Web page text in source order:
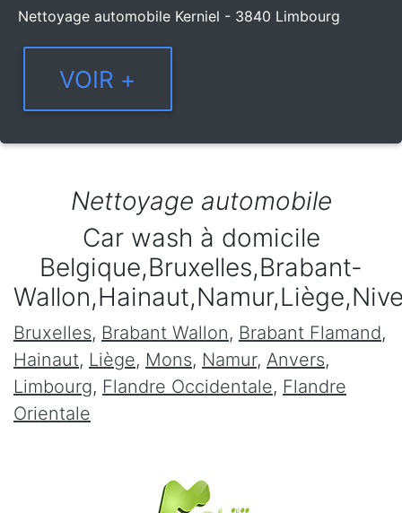
Nettoyage automobile Kerniel - 3840 Limbourg
Nettoyage automobile
Car wash à domicile
Belgique,Bruxelles,Brabant-
Bruxelles, Brabant Wallon, Brabant Flamand,
Hainaut, Liège, Mons, Namur, Anvers,
Limbourg, Flandre Occidentale, Flandre
Orientale